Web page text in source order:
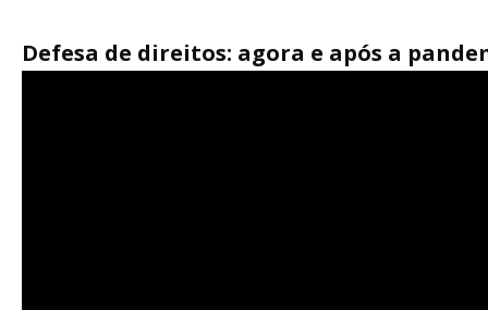
Defesa de direitos: agora e após a